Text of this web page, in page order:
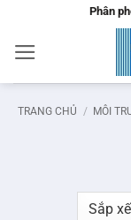
nội
dung
Phân
TRANG CHỦ / MÔI